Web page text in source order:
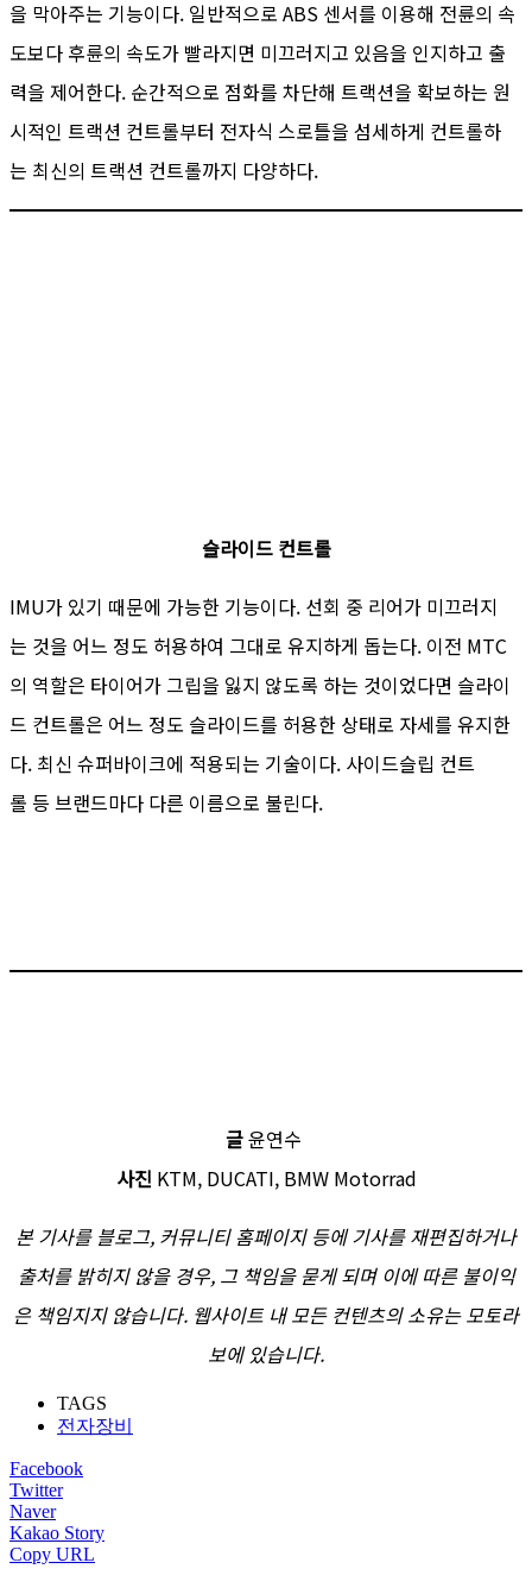
을 막아주는 기능이다. 일반적으로 ABS 센서를 이용해 전륜의 속
도보다 후륜의 속도가 빨라지면 미끄러지고 있음을 인지하고 출
력을 제어한다. 순간적으로 점화를 차단해 트랙션을 확보하는 원
시적인 트랙션 컨트롤부터 전자식 스로틀을 섬세하게 컨트롤하
는 최신의 트랙션 컨트롤까지 다양하다.
슬라이드 컨트롤
IMU가 있기 때문에 가능한 기능이다. 선회 중 리어가 미끄러지
는 것을 어느 정도 허용하여 그대로 유지하게 돕는다. 이전 MTC
의 역할은 타이어가 그립을 잃지 않도록 하는 것이었다면 슬라이
드 컨트롤은 어느 정도 슬라이드를 허용한 상태로 자세를 유지한
다. 최신 슈퍼바이크에 적용되는 기술이다. 사이드슬립 컨트
롤 등 브랜드마다 다른 이름으로 불린다.
글윤연수
사진 KTM, DUCATI, BMW Motorrad
본 기사를 블로그, 커뮤니티 홈페이지 등에 기사를 재편집하거나
출처를 밝히지 않을 경우, 그 책임을 묻게 되며 이에 따른 불이익
은 책임지지 않습니다. 웹사이트 내 모든 컨텐츠의 소유는 모토라
보에 있습니다.
TAGS
전자장비
Facebook
Twitter
Naver
Kakao Story
Copy URL